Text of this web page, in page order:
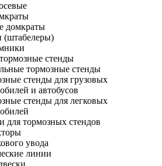
домкраты
(штабелеры)
стенды
тормозные стенды
стенды для грузовых
и автобусов
стенды для легковых
для тормозных стендов
увода
линии